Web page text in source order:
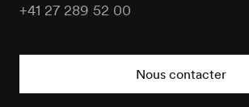
+41 27 289 52 00
Nous contacter